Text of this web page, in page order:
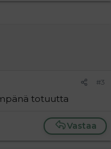
#3
totuutta
Vastaa